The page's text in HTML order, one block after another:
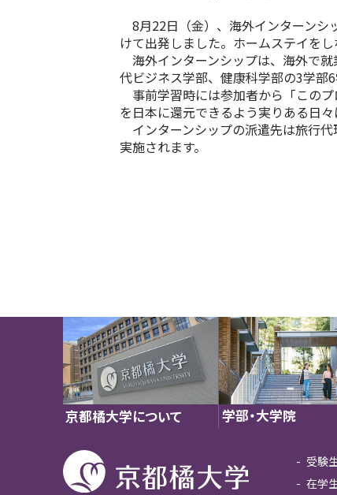
8月22日（金）、海外インターンシ
けて出発しました。ホームステイを
海外インターンシップは、海外で
代ビジネス学部、健康科学部の3学部
事前学習時には参加者から「この
を日本に還元できるよう実りある日
インターンシップの派遣先は旅行
実施されます。
京都橘大学について 学部・大学院
受験
在学